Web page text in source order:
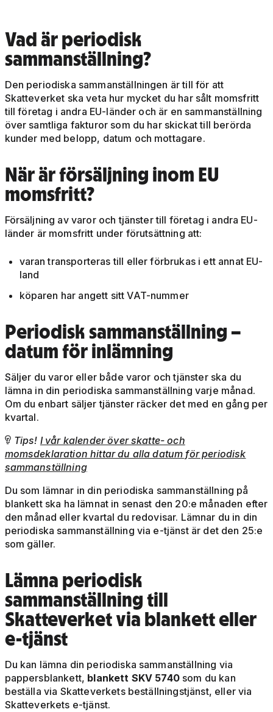
Vad är periodisk
sammanställning?
Den periodiska sammanställningen är till för att
Skatteverket ska veta hur mycket du har sålt momsfritt
till företag i andra EU-länder och är en sammanställning
över samtliga fakturor som du har skickat till berörda
kunder med belopp, datum och mottagare.
När är försäljning inom EU
momsfritt?
Försäljning av varor och tjänster till företag i andra EU-
länder är momsfritt under förutsättning att:
varan transporteras till eller förbrukas i ett annat EU-
land
köparen har angett sitt VAT-nummer
Periodisk sammanställning –
datum för inlämning
Säljer du varor eller både varor och tjänster ska du
lämna in din periodiska sammanställning varje månad.
Om du enbart säljer tjänster räcker det med en gång per
kvartal.
 Tips! I vår kalender över skatte- och
momsdeklaration hittar du alla datum för periodisk
sammanställning
Du som lämnar in din periodiska sammanställning på
blankett ska ha lämnat in senast den 20:e månaden efter
den månad eller kvartal du redovisar. Lämnar du in din
periodiska sammanställning via e-tjänst är det den 25:e
som gäller.
Lämna periodisk
sammanställning till
Skatteverket via blankett eller
e-tjänst
Du kan lämna din periodiska sammanställning via
pappersblankett, blankett SKV 5740som du kan
beställa via Skatteverkets beställningstjänst, eller via
Skatteverkets e-tjänst.